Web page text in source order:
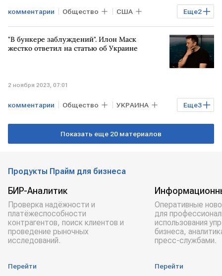
Еще2
комментарии Общество США
заявление ВС России
"В бункере заблуждений". Илон Маск
жестко ответил на статью об Украине
2 ноября 2023, 07:01
Еще3
комментарии Общество УКРАИНА
США Статья
Илон Маск
Показать еще 20 материалов
Продукты Прайм для бизнеса
БИР-Аналитик
Проверка надёжности и
платёжеспособности
контрагентов, поиск клиентов и
проведение рыночных
исследований.
Перейти
Оперативные
для
использования
бизнеса,
пресс-службами.
Перейти